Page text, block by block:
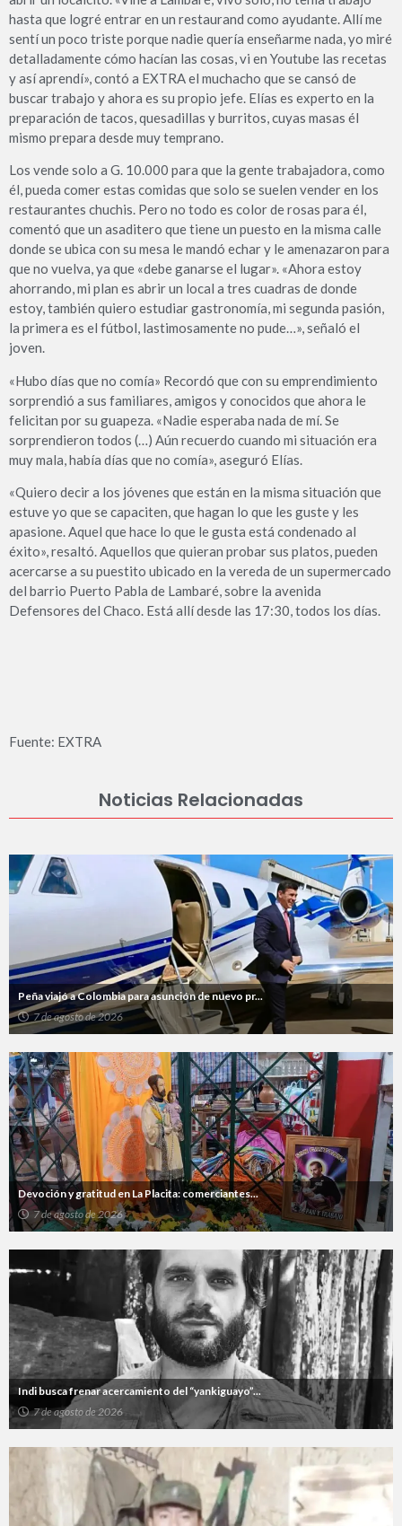
hasta que logré entrar en un restaurand como ayudante. Allí me
sentí un poco triste porque nadie quería enseñarme nada, yo miré
detalladamente cómo hacían las cosas, vi en Youtube las recetas
y así aprendí», contó a EXTRA el muchacho que se cansó de
buscar trabajo y ahora es su propio jefe. Elías es experto en la
preparación de tacos, quesadillas y burritos, cuyas masas él
mismo prepara desde muy temprano.
Los vende solo a G. 10.000 para que la gente trabajadora, como
él, pueda comer estas comidas que solo se suelen vender en los
restaurantes chuchis. Pero no todo es color de rosas para él,
comentó que un asaditero que tiene un puesto en la misma calle
donde se ubica con su mesa le mandó echar y le amenazaron para
que no vuelva, ya que «debe ganarse el lugar». «Ahora estoy
ahorrando, mi plan es abrir un local a tres cuadras de donde
estoy, también quiero estudiar gastronomía, mi segunda pasión,
la primera es el fútbol, lastimosamente no pude…», señaló el
joven.
«Hubo días que no comía» Recordó que con su emprendimiento
sorprendió a sus familiares, amigos y conocidos que ahora le
felicitan por su guapeza. «Nadie esperaba nada de mí. Se
sorprendieron todos (…) Aún recuerdo cuando mi situación era
muy mala, había días que no comía», aseguró Elías.
«Quiero decir a los jóvenes que están en la misma situación que
estuve yo que se capaciten, que hagan lo que les guste y les
apasione. Aquel que hace lo que le gusta está condenado al
éxito», resaltó. Aquellos que quieran probar sus platos, pueden
acercarse a su puestito ubicado en la vereda de un supermercado
del barrio Puerto Pabla de Lambaré, sobre la avenida
Defensores del Chaco. Está allí desde las 17:30, todos los días.
Fuente: EXTRA
Noticias Relacionadas
Peña viajó a Colombia para asunción de nuevo pr...
7 de agosto de 2026
Devoción y gratitud en La Placita: comerciantes...
7 de agosto de 2026
Indi busca frenar acercamiento del “yankiguayo”...
7 de agosto de 2026